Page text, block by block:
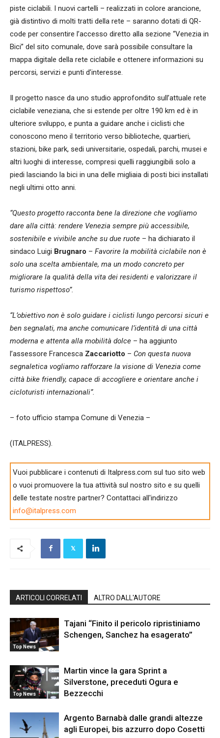
piste ciclabili. I nuovi cartelli – realizzati in colore arancione,
già distintivo di molti tratti della rete – saranno dotati di QR-
code per consentire l’accesso diretto alla sezione “Venezia in
Bici” del sito comunale, dove sarà possibile consultare la
mappa digitale della rete ciclabile e ottenere informazioni su
percorsi, servizi e punti d’interesse.
Il progetto nasce da uno studio approfondito sull’attuale rete
ciclabile veneziana, che si estende per oltre 190 km ed è in
ulteriore sviluppo, e punta a guidare anche i ciclisti che
conoscono meno il territorio verso biblioteche, quartieri,
stazioni, bike park, sedi universitarie, ospedali, parchi, musei e
altri luoghi di interesse, compresi quelli raggiungibili solo a
piedi lasciando la bici in una delle migliaia di posti bici installati
negli ultimi otto anni.
“Questo progetto racconta bene la direzione che vogliamo
dare alla città: rendere Venezia sempre più accessibile,
sostenibile e vivibile anche su due ruote – ha dichiarato il
sindaco Luigi Brugnaro – Favorire la mobilità ciclabile non è
solo una scelta ambientale, ma un modo concreto per
migliorare la qualità della vita dei residenti e valorizzare il
turismo rispettoso”.
“L’obiettivo non è solo guidare i ciclisti lungo percorsi sicuri e
ben segnalati, ma anche comunicare l’identità di una città
moderna e attenta alla mobilità dolce – ha aggiunto
l’assessore Francesca Zaccariotto – Con questa nuova
segnaletica vogliamo rafforzare la visione di Venezia come
città bike friendly, capace di accogliere e orientare anche i
cicloturisti internazionali”.
– foto ufficio stampa Comune di Venezia –
(ITALPRESS).
Vuoi pubblicare i contenuti di Italpress.com sul tuo sito web
o vuoi promuovere la tua attività sul nostro sito e su quelli
delle testate nostre partner? Contattaci all'indirizzo
info@italpress.com
ARTICOLI CORRELATI ALTRO DALL'AUTORE
Top News
Tajani “Finito il pericolo ripristiniamo
Schengen, Sanchez ha esagerato”
Top News
Martin vince la gara Sprint a
Silverstone, preceduti Ogura e
Bezzecchi
Argento Barnabà dalle grandi altezze
agli Europei, bis azzurro dopo Cosetti